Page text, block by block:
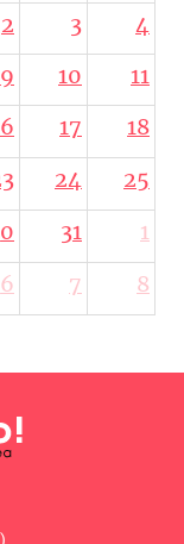
2 3
4
9 10
11
17
18
24
25
31
1
6 7 8